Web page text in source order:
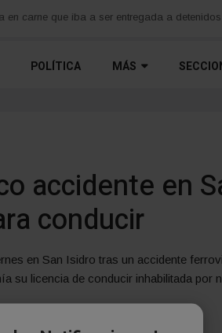
en carne que iba a ser entregada a detenidos
POLÍTICA MÁS
accidente en
conducir
en San Isidro tras un accidente
su licencia de conducir inhabilitada por